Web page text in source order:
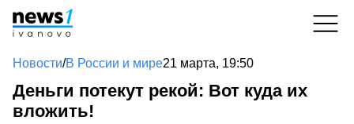
Новости/В России и мире21 марта, 19:50
Деньги потекут рекой: Вот куда их
вложить!